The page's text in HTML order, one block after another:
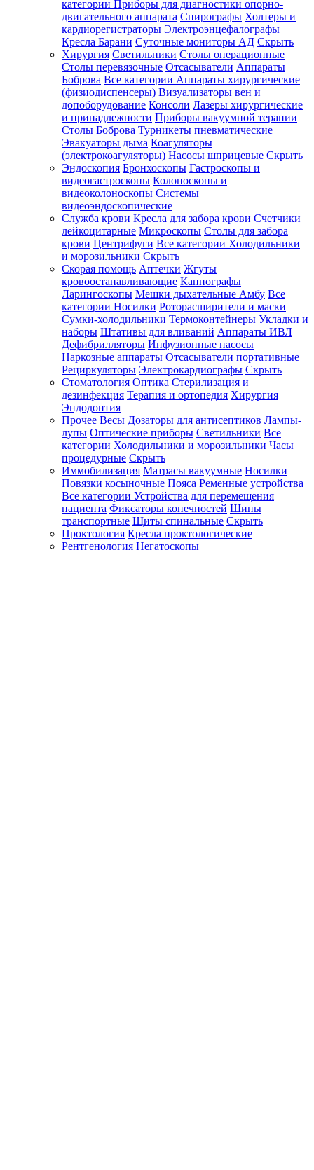
категории Приборы для диагностики опорно-
двигательного аппарата Спирографы Холтеры и
кардиорегистраторы Электроэнцефалографы
Кресла Барани Суточные мониторы АД Скрыть
Хирургия Светильники Столы операционные
Столы перевязочные Отсасыватели Аппараты
Боброва Все категории Аппараты хирургические
(физиодиспенсеры) Визуализаторы вен и
допоборудование Консоли Лазеры хирургические
и принадлежности Приборы вакуумной терапии
Столы Боброва Турникеты пневматические
Эвакуаторы дыма Коагуляторы
(электрокоагуляторы) Насосы шприцевые Скрыть
Эндоскопия Бронхоскопы Гастроскопы и
видеогастроскопы Колоноскопы и
видеоколоноскопы Системы
видеоэндоскопические
Служба крови Кресла для забора крови Счетчики
лейкоцитарные Микроскопы Столы для забора
крови Центрифуги Все категории Холодильники
и морозильники Скрыть
Скорая помощь Аптечки Жгуты
кровоостанавливающие Капнографы
Ларингоскопы Мешки дыхательные Амбу Все
категории Носилки Роторасширители и маски
Сумки-холодильники Термоконтейнеры Укладки и
наборы Штативы для вливаний Аппараты ИВЛ
Дефибрилляторы Инфузионные насосы
Наркозные аппараты Отсасыватели портативные
Рециркуляторы Электрокардиографы Скрыть
Стоматология Оптика Стерилизация и
дезинфекция Терапия и ортопедия Хирургия
Эндодонтия
Прочее Весы Дозаторы для антисептиков Лампы-
лупы Оптические приборы Светильники Все
категории Холодильники и морозильники Часы
процедурные Скрыть
Иммобилизация Матрасы вакуумные Носилки
Повязки косыночные Пояса Ременные устройства
Все категории Устройства для перемещения
пациента Фиксаторы конечностей Шины
транспортные Щиты спинальные Скрыть
Проктология Кресла проктологические
Рентгенология Негатоскопы